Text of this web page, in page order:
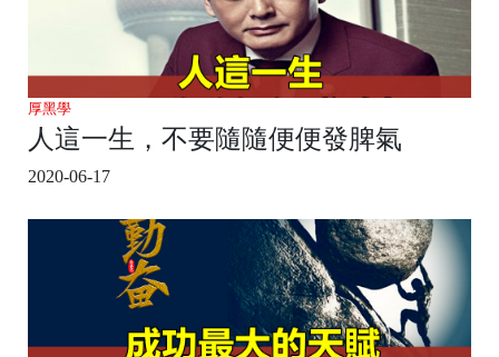
厚黑學
人這一生，不要隨隨便便發脾氣
2020-06-17